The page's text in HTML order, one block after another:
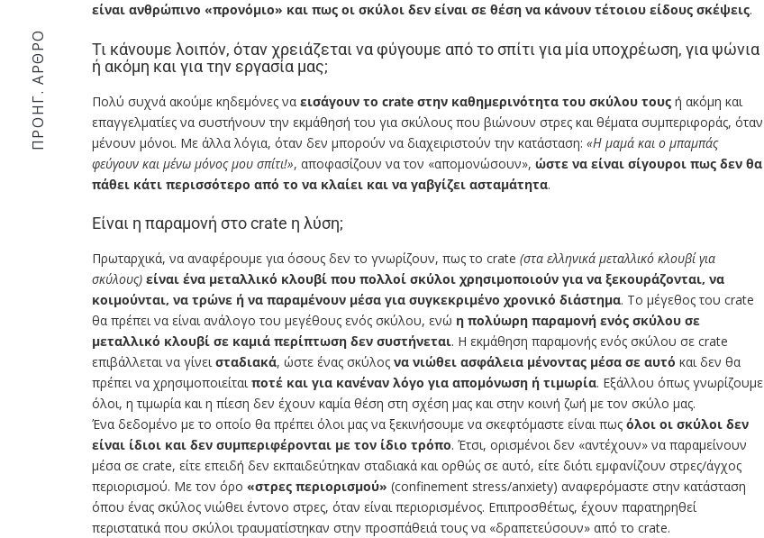
είναι ανθρώπινο «προνόμιο» και πως οι σκύλοι δεν είναι σε θέση να κάνουν τέτοιου είδους σκέψεις.
Τι κάνουμε λοιπόν, όταν χρειάζεται να φύγουμε από το σπίτι για μία υποχρέωση, για ψώνια
ή ακόμη και για την εργασία μας;
Πολύ συχνά ακούμε κηδεμόνες να εισάγουν το crate στην καθημερινότητα του σκύλου τους ή ακόμη και
επαγγελματίες να συστήνουν την εκμάθησή του για σκύλους που βιώνουν στρες και θέματα συμπεριφοράς, όταν
μένουν μόνοι. Με άλλα λόγια, όταν δεν μπορούν να διαχειριστούν την κατάσταση: «Η μαμά και ο μπαμπάς
φεύγουν και μένω μόνος μου σπίτι!», αποφασίζουν να τον «απομονώσουν», ώστε να είναι σίγουροι πως δεν θα
πάθει κάτι περισσότερο από το να κλαίει και να γαβγίζει ασταμάτητα.
Είναι η παραμονή στο crate η λύση;
Πρωταρχικά, να αναφέρουμε για όσους δεν το γνωρίζουν, πως το crate (στα ελληνικά μεταλλικό κλουβί για
σκύλους) είναι ένα μεταλλικό κλουβί που πολλοί σκύλοι χρησιμοποιούν για να ξεκουράζονται, να
κοιμούνται, να τρώνε ή να παραμένουν μέσα για συγκεκριμένο χρονικό διάστημα. Το μέγεθος του crate
θα πρέπει να είναι ανάλογο του μεγέθους ενός σκύλου, ενώ η πολύωρη παραμονή ενός σκύλου σε
μεταλλικό κλουβί σε καμιά περίπτωση δεν συστήνεται. Η εκμάθηση παραμονής ενός σκύλου σε crate
επιβάλλεται να γίνεισταδιακά, ώστε ένας σκύλος να νιώθει ασφάλεια μένοντας μέσα σε αυτό και δεν θα
πρέπει να χρησιμοποιείταιποτέ και για κανέναν λόγο για απομόνωση ή τιμωρία. Εξάλλου όπως γνωρίζουμε
όλοι, η τιμωρία και η πίεση δεν έχουν καμία θέση στη σχέση μας και στην κοινή ζωή με τον σκύλο μας.
Ένα δεδομένο με το οποίο θα πρέπει όλοι μας να ξεκινήσουμε να σκεφτόμαστε είναι πως όλοι οι σκύλοι δεν
είναι ίδιοι και δεν συμπεριφέρονται με τον ίδιο τρόπο. Έτσι, ορισμένοι δεν «αντέχουν» να παραμείνουν
μέσα σε crate, είτε επειδή δεν εκπαιδεύτηκαν σταδιακά και ορθώς σε αυτό, είτε διότι εμφανίζουν στρες/άγχος
περιορισμού. Με τον όρο «στρες περιορισμού» (confinement stress/anxiety) αναφερόμαστε στην κατάσταση
όπου ένας σκύλος νιώθει έντονο στρες, όταν είναι περιορισμένος. Επιπροσθέτως, έχουν παρατηρηθεί
περιστατικά που σκύλοι τραυματίστηκαν στην προσπάθειά τους να «δραπετεύσουν» από το crate.
ΠΡΟΗΓ. ΆΡΘΡΟ